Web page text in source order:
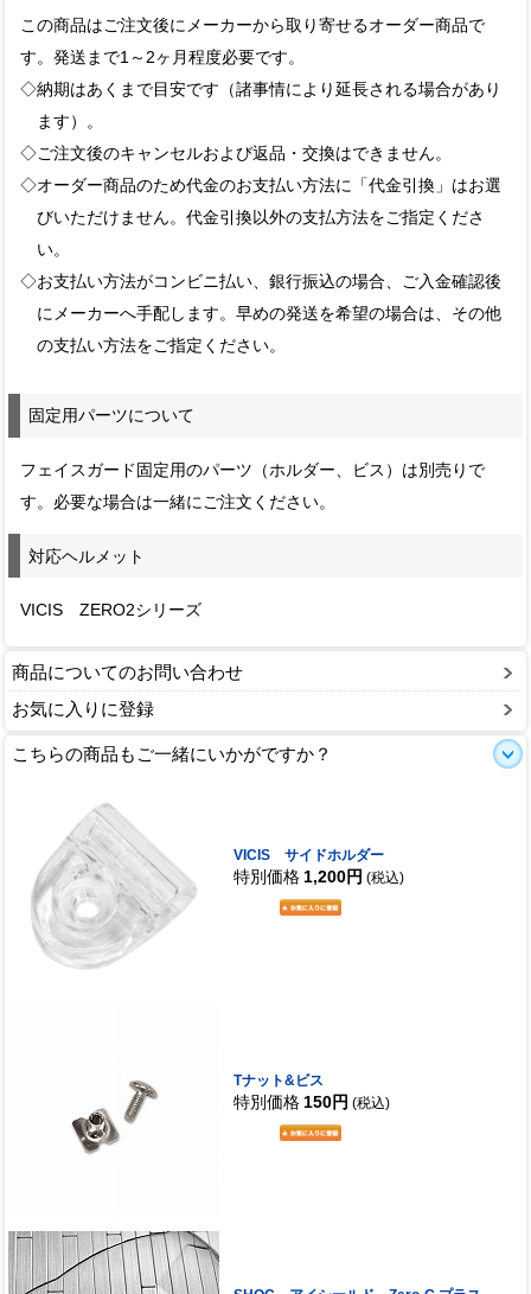
この商品はご注文後にメーカーから取り寄せるオーダー商品で
す。発送まで1～2ヶ月程度必要です。
◇納期はあくまで目安です（諸事情により延長される場合があり
ます）。
◇ご注文後のキャンセルおよび返品・交換はできません。
◇オーダー商品のため代金のお支払い方法に「代金引換」はお選
びいただけません。代金引換以外の支払方法をご指定くださ
い。
◇お支払い方法がコンビニ払い、銀行振込の場合、ご入金確認後
にメーカーへ手配します。早めの発送を希望の場合は、その他
の支払い方法をご指定ください。
固定用パーツについて
フェイスガード固定用のパーツ（ホルダー、ビス）は別売りで
す。必要な場合は一緒にご注文ください。
対応ヘルメット
VICIS ZERO2シリーズ
商品についてのお問い合わせ
お気に入りに登録
こちらの商品もご一緒にいかがですか？
VICIS サイドホルダー
特別価格 1,200円 (税込)
Tナット&ビス
特別価格 150円 (税込)